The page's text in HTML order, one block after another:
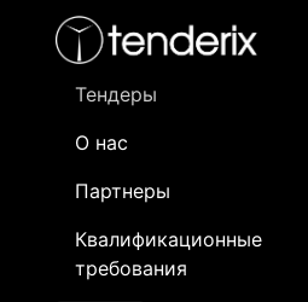
Тендеры
О нас
Партнеры
Квалификационные
требования
- активный лот
- сохраненный лот (не
Разработка грунта и
ГПС асфальт
[Завершен]